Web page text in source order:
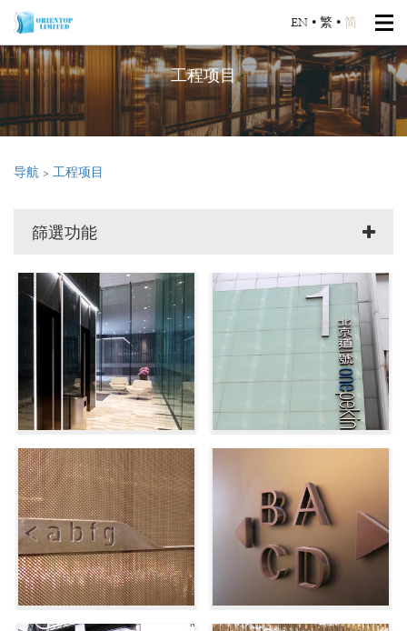
EN • 繁 • 简
工程项目
导航 > 工程项目
篩選功能